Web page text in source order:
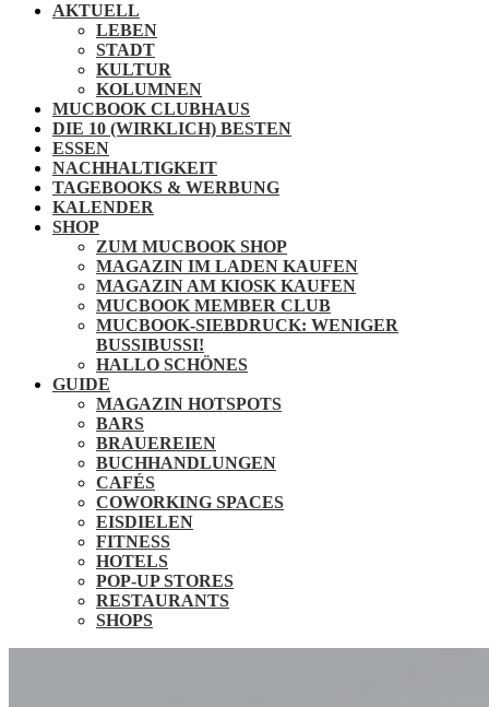
AKTUELL
LEBEN
STADT
KULTUR
KOLUMNEN
MUCBOOK CLUBHAUS
DIE 10 (WIRKLICH) BESTEN
ESSEN
NACHHALTIGKEIT
TAGEBOOKS & WERBUNG
KALENDER
SHOP
ZUM MUCBOOK SHOP
MAGAZIN IM LADEN KAUFEN
MAGAZIN AM KIOSK KAUFEN
MUCBOOK MEMBER CLUB
MUCBOOK-SIEBDRUCK: WENIGER
BUSSIBUSSI!
HALLO SCHÖNES
GUIDE
MAGAZIN HOTSPOTS
BARS
BRAUEREIEN
BUCHHANDLUNGEN
CAFÉS
COWORKING SPACES
EISDIELEN
FITNESS
HOTELS
POP-UP STORES
RESTAURANTS
SHOPS